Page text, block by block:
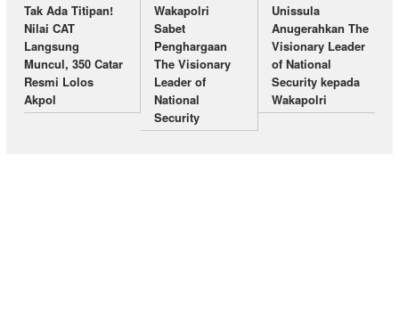
Tak Ada Titipan!
Nilai CAT
Langsung
Muncul, 350 Catar
Resmi Lolos
Akpol
Wakapolri
Sabet
Penghargaan
The Visionary
Leader of
National
Security
Unissula
Anugerahkan The
Visionary Leader
of National
Security kepada
Wakapolri